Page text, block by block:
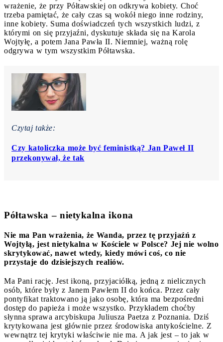
wrażenie, że przy Półtawskiej on odkrywa kobiety. Choć
trzeba pamiętać, że cały czas są wokół niego inne rodziny,
inne kobiety. Suma doświadczeń tych wszystkich ludzi, z
którymi on się przyjaźni, dyskutuje składa się na Karola
Wojtyłę, a potem Jana Pawła II. Niemniej, ważną rolę
odgrywa w tym wszystkim Półtawska.
Czytaj także:
Czy katoliczka może być feministką? Jan Paweł II
przekonywał, że tak
Półtawska – nietykalna ikona
Nie ma Pan wrażenia, że Wanda, przez tę przyjaźń z
Wojtyłą, jest nietykalna w Kościele w Polsce? Jej nie wolno
skrytykować, nawet wtedy, kiedy mówi coś, co nie
przystaje do dzisiejszych realiów.
Ma Pani rację. Jest ikoną, przyjaciółką, jedną z nielicznych
osób, które były z Janem Pawłem II do końca. Przez cały
pontyfikat traktowano ją jako osobę, która ma bezpośredni
dostęp do papieża i może wszystko. Przykładem choćby
słynna sprawa arcybiskupa Juliusza Paetza z Poznania. Dziś
krytykowana jest głównie przez środowiska antykościelne. Z
wewnątrz tej krytyki właściwie nie ma. A jak jest – to jak w